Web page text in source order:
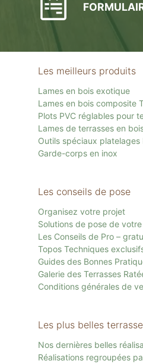
Les meilleurs produits
Lames en bois exotique
Lames en bois composite
Plots PVC réglables pour
Lames de terrasses en
Outils spéciaux platelages
Garde-corps en inox
Les conseils de pose
Organisez votre projet
Solutions de pose de
Les Conseils de Pro –
Topos Techniques
Guides des Bonnes
Galerie des Terrasses
Conditions générales de
Les plus belles
Nos dernières belles
Réalisations regroupées